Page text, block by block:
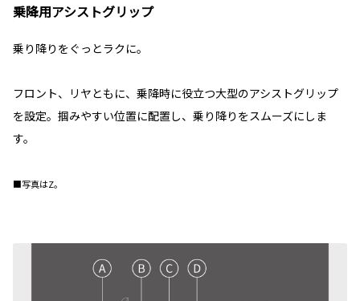
乗降用アシストグリップ
乗り降りをぐっとラクに。
フロント、リヤともに、乗降時に役立つ大型のアシストグリップ
を設定。掴みやすい位置に配置し、乗り降りをスムーズにしま
す。
■写真はZ。